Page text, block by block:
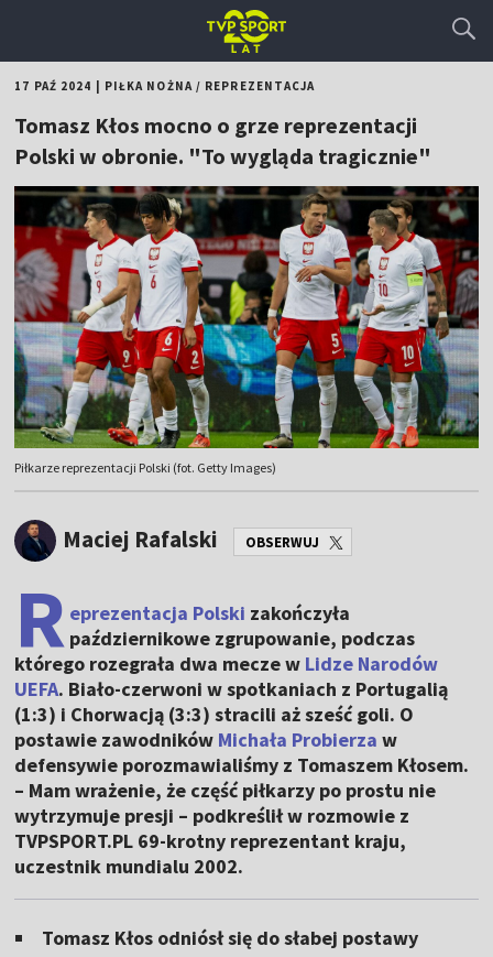
17 PAŹ 2024 PIŁKA NOŻNA/ REPREZENTACJA
Tomasz Kłos mocno o grze reprezentacji
Polski w obronie. "To wygląda tragicznie"
Piłkarze reprezentacji Polski (fot. Getty Images)
Maciej Rafalski OBSERWUJ
R eprezentacja Polski zakończyła
październikowe zgrupowanie, podczas
którego rozegrała dwa mecze w Lidze Narodów
UEFA. Biało-czerwoni w spotkaniach z Portugalią
(1:3) i Chorwacją (3:3) stracili aż sześć goli. O
postawie zawodników Michała Probierza w
defensywie porozmawialiśmy z Tomaszem Kłosem.
– Mam wrażenie, że część piłkarzy po prostu nie
wytrzymuje presji – podkreślił w rozmowie z
TVPSPORT.PL 69-krotny reprezentant kraju,
uczestnik mundialu 2002.
Tomasz Kłos odniósł się do słabej postawy